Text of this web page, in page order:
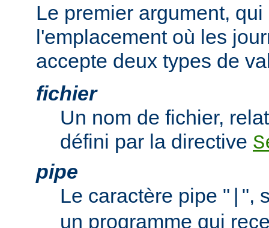
Le premier argument,
l'emplacement où les
accepte deux types de
fichier
Un nom de fichier,
défini par la directive
pipe
Le caractère pipe " ",
un programme qui